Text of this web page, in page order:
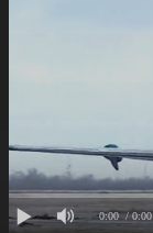
0:00 / 0:00